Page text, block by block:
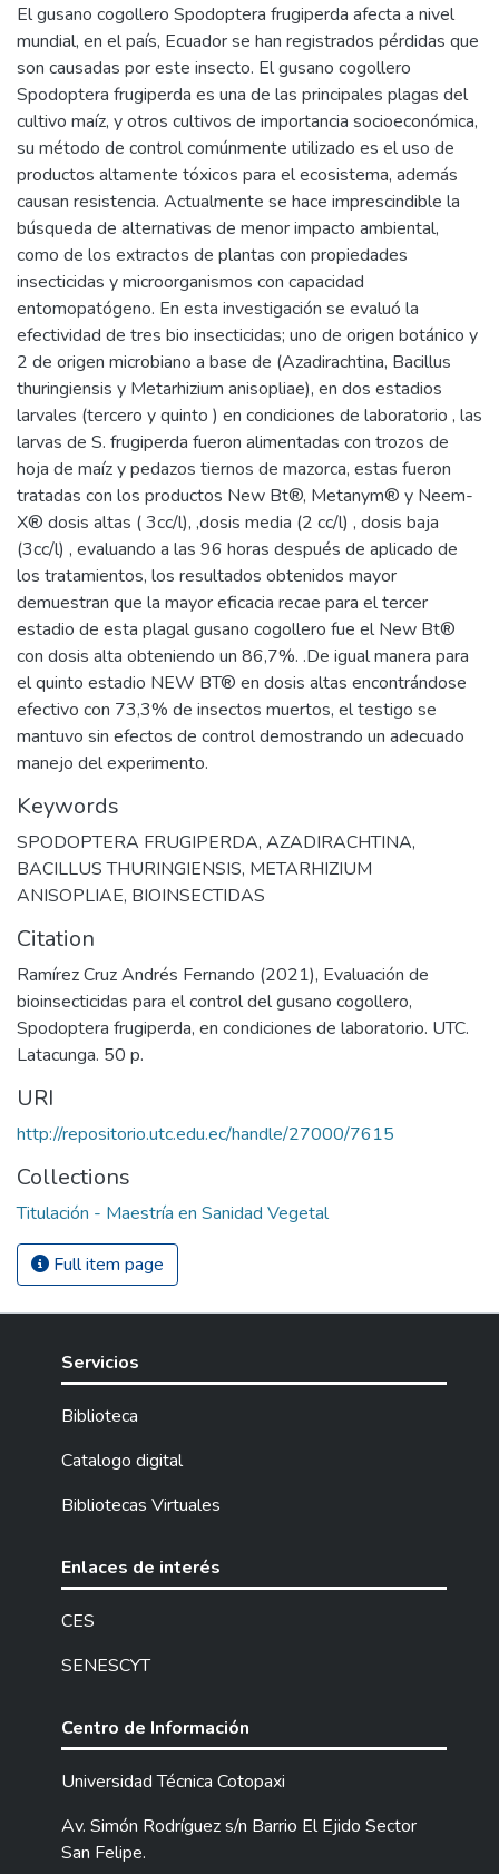
El gusano cogollero Spodoptera frugiperda afecta a nivel
mundial, en el país, Ecuador se han registrados pérdidas que
son causadas por este insecto. El gusano cogollero
Spodoptera frugiperda es una de las principales plagas del
cultivo maíz, y otros cultivos de importancia socioeconómica,
su método de control comúnmente utilizado es el uso de
productos altamente tóxicos para el ecosistema, además
causan resistencia. Actualmente se hace imprescindible la
búsqueda de alternativas de menor impacto ambiental,
como de los extractos de plantas con propiedades
insecticidas y microorganismos con capacidad
entomopatógeno. En esta investigación se evaluó la
efectividad de tres bio insecticidas; uno de origen botánico y
2 de origen microbiano a base de (Azadirachtina, Bacillus
thuringiensis y Metarhizium anisopliae), en dos estadios
larvales (tercero y quinto ) en condiciones de laboratorio , las
larvas de S. frugiperda fueron alimentadas con trozos de
hoja de maíz y pedazos tiernos de mazorca, estas fueron
tratadas con los productos New Bt®, Metanym® y Neem-
X® dosis altas ( 3cc/l), ,dosis media (2 cc/l) , dosis baja
(3cc/l) , evaluando a las 96 horas después de aplicado de
los tratamientos, los resultados obtenidos mayor
demuestran que la mayor eficacia recae para el tercer
estadio de esta plagal gusano cogollero fue el New Bt®
con dosis alta obteniendo un 86,7%. .De igual manera para
el quinto estadio NEW BT® en dosis altas encontrándose
efectivo con 73,3% de insectos muertos, el testigo se
mantuvo sin efectos de control demostrando un adecuado
manejo del experimento.
Keywords
SPODOPTERA FRUGIPERDA, AZADIRACHTINA,
BACILLUS THURINGIENSIS, METARHIZIUM
ANISOPLIAE, BIOINSECTIDAS
Citation
Ramírez Cruz Andrés Fernando (2021), Evaluación de
bioinsecticidas para el control del gusano cogollero,
Spodoptera frugiperda, en condiciones de laboratorio. UTC.
Latacunga. 50 p.
URI
http://repositorio.utc.edu.ec/handle/27000/7615
Collections
Titulación - Maestría en Sanidad Vegetal
Full item page
Servicios
Biblioteca
Catalogo digital
Bibliotecas Virtuales
Enlaces de interés
CES
SENESCYT
Centro de Información
Universidad Técnica Cotopaxi
Av. Simón Rodríguez s/n Barrio El Ejido Sector
San Felipe.